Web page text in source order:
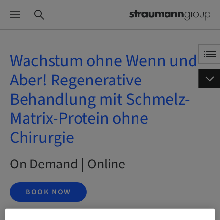
Wachstum ohne Wenn und
Aber! Regenerative
Behandlung mit Schmelz-
Matrix-Protein ohne
Chirurgie
On Demand | Online
BOOK NOW